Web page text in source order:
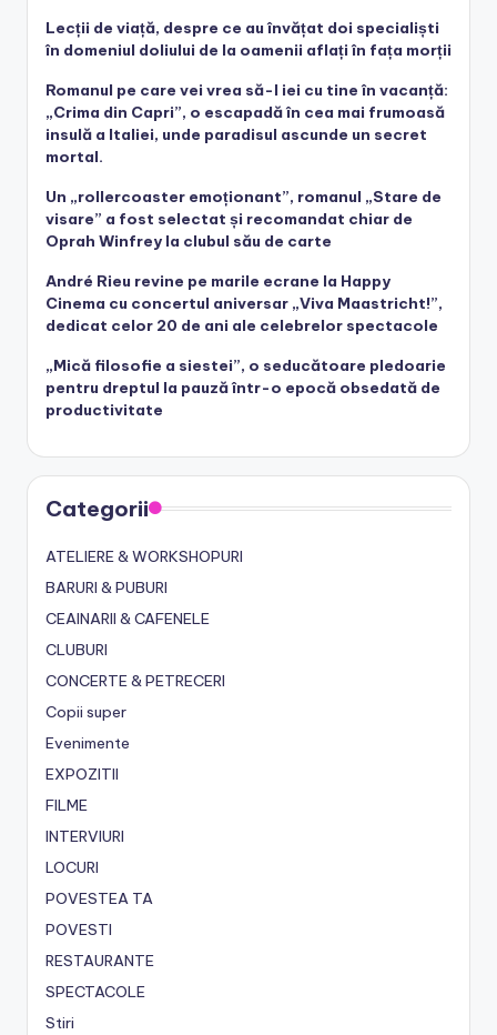
Lecții de viață, despre ce au învățat doi specialiști
în domeniul doliului de la oamenii aflați în fața morții
Romanul pe care vei vrea să-l iei cu tine în vacanță:
„Crima din Capri”, o escapadă în cea mai frumoasă
insulă a Italiei, unde paradisul ascunde un secret
mortal.
Un „rollercoaster emoționant”, romanul „Stare de
visare” a fost selectat și recomandat chiar de
Oprah Winfrey la clubul său de carte
André Rieu revine pe marile ecrane la Happy
Cinema cu concertul aniversar „Viva Maastricht!”,
dedicat celor 20 de ani ale celebrelor spectacole
„Mică filosofie a siestei”, o seducătoare pledoarie
pentru dreptul la pauză într-o epocă obsedată de
productivitate
Categorii
ATELIERE & WORKSHOPURI
BARURI & PUBURI
CEAINARII & CAFENELE
CLUBURI
CONCERTE & PETRECERI
Copii super
Evenimente
EXPOZITII
FILME
INTERVIURI
LOCURI
POVESTEA TA
POVESTI
RESTAURANTE
SPECTACOLE
Stiri